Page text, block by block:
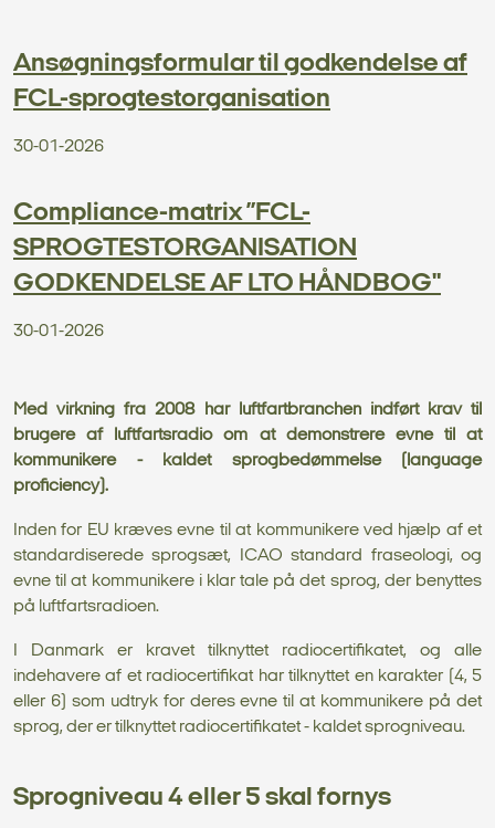
Ansøgningsformular til godkendelse af
FCL-sprogtestorganisation
30-01-2026
Compliance-matrix ”FCL-
SPROGTESTORGANISATION
GODKENDELSE AF LTO HÅNDBOG"
30-01-2026
Med virkning fra 2008 har luftfartbranchen indført krav til
brugere af luftfartsradio om at demonstrere evne til at
kommunikere - kaldet sprogbedømmelse (language
proficiency).
Inden for EU kræves evne til at kommunikere ved hjælp af et
standardiserede sprogsæt, ICAO standard fraseologi, og
evne til at kommunikere i klar tale på det sprog, der benyttes
på luftfartsradioen.
I Danmark er kravet tilknyttet radiocertifikatet, og alle
indehavere af et radiocertifikat har tilknyttet en karakter (4, 5
eller 6) som udtryk for deres evne til at kommunikere på det
sprog, der er tilknyttet radiocertifikatet - kaldet sprogniveau.
Sprogniveau 4 eller 5 skal fornys